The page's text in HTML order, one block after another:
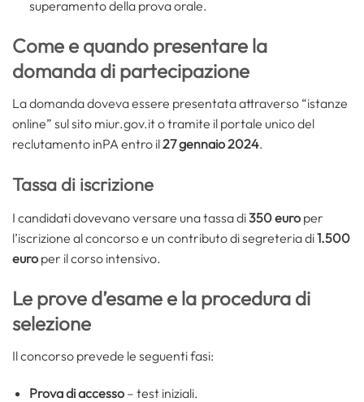
superamento della prova orale.
Come e quando presentare la
domanda di partecipazione
La domanda doveva essere presentata attraverso “istanze
online” sul sito miur.gov.it o tramite il portale unico del
reclutamento inPA entro il27 gennaio 2024.
Tassa di iscrizione
I candidati dovevano versare una tassa di350 euro per
l’iscrizione al concorso e un contributo di segreteria di1.500
euro per il corso intensivo.
Le prove d’esame e la procedura di
selezione
Il concorso prevede le seguenti fasi:
Prova di accesso– test iniziali.